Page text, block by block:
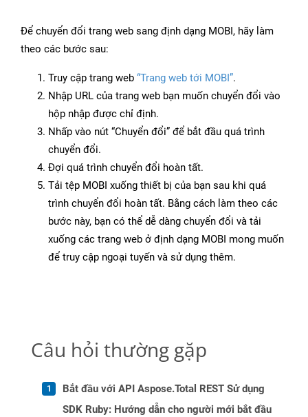
Để chuyển đổi trang web sang định dạng MOBI, hãy làm
theo các bước sau:
Truy cập trang web “Trang web tới MOBI”.
Nhập URL của trang web bạn muốn chuyển đổi vào
hộp nhập được chỉ định.
Nhấp vào nút “Chuyển đổi” để bắt đầu quá trình
chuyển đổi.
Đợi quá trình chuyển đổi hoàn tất.
Tải tệp MOBI xuống thiết bị của bạn sau khi quá
trình chuyển đổi hoàn tất. Bằng cách làm theo các
bước này, bạn có thể dễ dàng chuyển đổi và tải
xuống các trang web ở định dạng MOBI mong muốn
để truy cập ngoại tuyến và sử dụng thêm.
Câu hỏi thường gặp
Bắt đầu với API Aspose.Total REST Sử dụng
SDK Ruby: Hướng dẫn cho người mới bắt đầu